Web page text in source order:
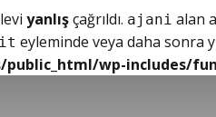
yanlışçağrıldı. ajani alan
eyleminde veya daha sonra
wp-includes/